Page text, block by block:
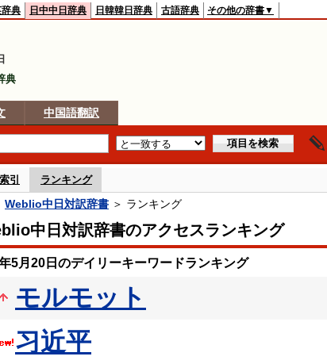
辞典 日中中日辞典 日韓韓日辞典 古語辞典 その他の辞書▼
典
中国語翻訳
索引 ランキング
Weblio中日対訳辞書 ＞ ランキング
中日対訳辞書のアクセスランキング
5月20日のデイリーキーワードランキング
モルモット
习近平